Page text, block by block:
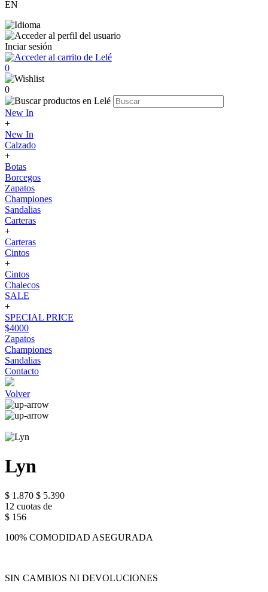
EN
Inciar sesión
0
0
New In
+
New In
Calzado
+
Botas
Borcegos
Zapatos
Championes
Sandalias
Carteras
+
Carteras
Cintos
+
Cintos
Chalecos
SALE
+
SPECIAL PRICE
$4000
Zapatos
Championes
Sandalias
Contacto
Volver
Lyn
$ 1.870 $ 5.390
12 cuotas de
$ 156
100% COMODIDAD ASEGURADA
SIN CAMBIOS NI DEVOLUCIONES